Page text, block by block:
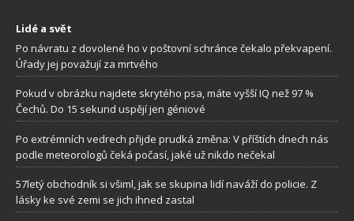
Lidé a svět
Po návratu z dovolené ho v poštovní schránce čekalo překvapení.
Úřady jej považují za mrtvého
Pokud v obrázku najdete skrytého psa, máte vyšší IQ než 97 %
Čechů. Do 15 sekund uspějí jen géniové
Po extrémních vedrech přijde prudká změna: V příštích dnech nás
podle meteorologů čeká počasí, jaké už nikdo nečekal
57letý obchodník si všiml, jak se skupina lidí naváží do policie. Z
lásky ke své zemi se jich ihned zastal